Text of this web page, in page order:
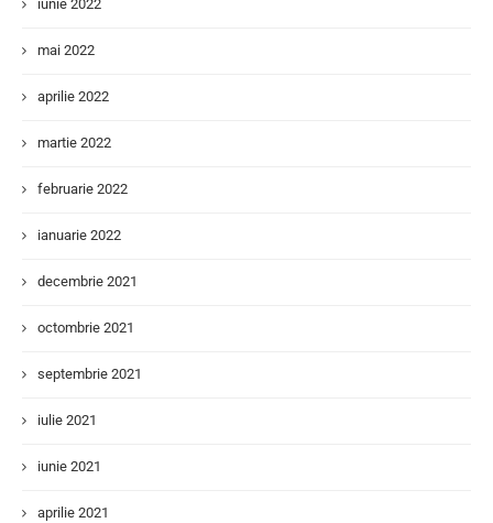
iunie 2022
mai 2022
aprilie 2022
martie 2022
februarie 2022
ianuarie 2022
decembrie 2021
octombrie 2021
septembrie 2021
iulie 2021
iunie 2021
aprilie 2021